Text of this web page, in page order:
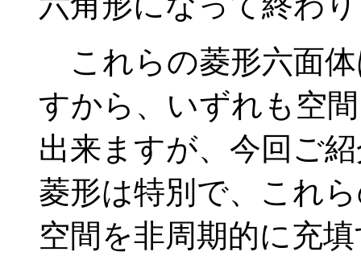
これらの菱形六面
すから、いずれも空
出来ますが、今回ご
菱形は特別で、これ
空間を非周期的に充